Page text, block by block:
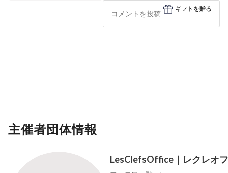
ギフトを贈る
主催者団体情報
LesClefsOffice｜レクレオ